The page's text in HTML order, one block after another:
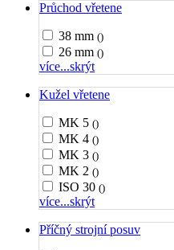
Průchod vřetene
38 mm ()
26 mm ()
více...skrýt
Kužel vřetene
MK 5 ()
MK 4 ()
MK 3 ()
MK 2 ()
ISO 30 ()
více...skrýt
Příčný strojní posuv